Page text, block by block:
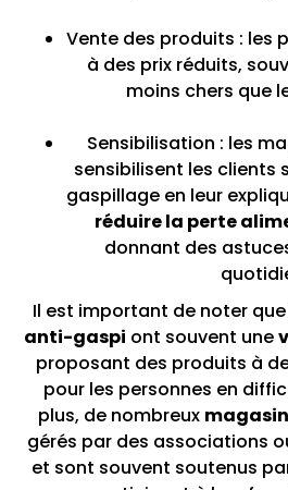
Vente des produits : les
à des prix réduits,
moins chers que
Sensibilisation : les
sensibilisent les clients
gaspillage en leur
réduire la perte
donnant des
Il est important de noter que
anti-gaspi ont souvent une
proposant des produits à
pour les personnes en
plus, de nombreux
gérés par des associations
et sont souvent soutenus